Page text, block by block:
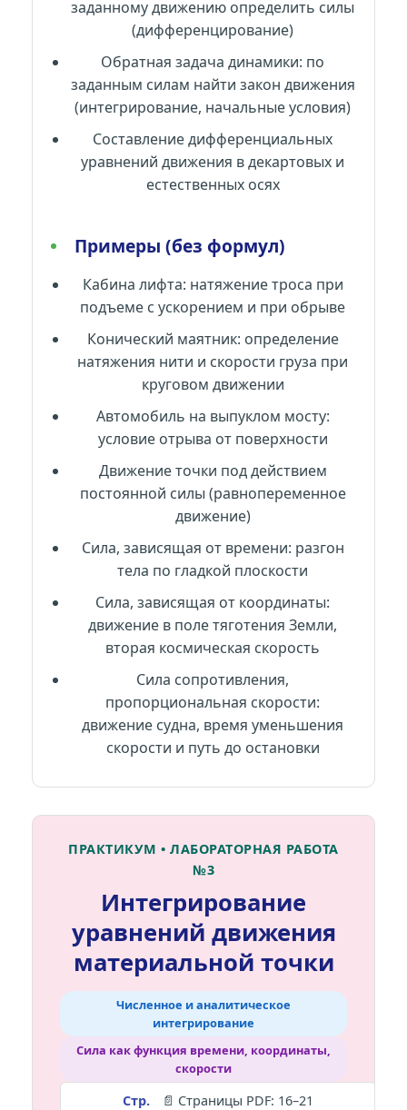
заданному движению определить силы
(дифференцирование)
Обратная задача динамики: по
заданным силам найти закон движения
(интегрирование, начальные условия)
Составление дифференциальных
уравнений движения в декартовых и
естественных осях
Примеры (без формул)
Кабина лифта: натяжение троса при
подъеме с ускорением и при обрыве
Конический маятник: определение
натяжения нити и скорости груза при
круговом движении
Автомобиль на выпуклом мосту:
условие отрыва от поверхности
Движение точки под действием
постоянной силы (равнопеременное
движение)
Сила, зависящая от времени: разгон
тела по гладкой плоскости
Сила, зависящая от координаты:
движение в поле тяготения Земли,
вторая космическая скорость
Сила сопротивления,
пропорциональная скорости:
движение судна, время уменьшения
скорости и путь до остановки
ПРАКТИКУМ • ЛАБОРАТОРНАЯ РАБОТА
№3
Интегрирование
уравнений движения
материальной точки
Численное и аналитическое
интегрирование
Сила как функция времени, координаты,
скорости
📄 Страницы PDF: 16–21